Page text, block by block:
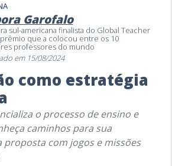
Garofalo
sul-americana finalista do Global Teacher
que a colocou entre os 10
professores do mundo
em 15/08/2024
como estratégia
o processo de ensino e
caminhos para sua
proposta com jogos e missões